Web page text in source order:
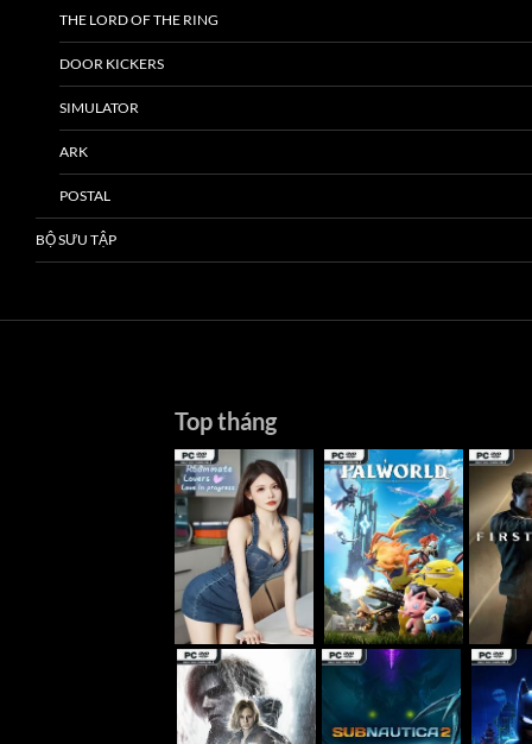
THE LORD OF THE RING
DOOR KICKERS
SIMULATOR
ARK
POSTAL
BỘ SƯU TẬP
Top tháng